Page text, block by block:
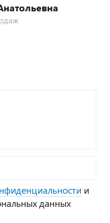
и
данных